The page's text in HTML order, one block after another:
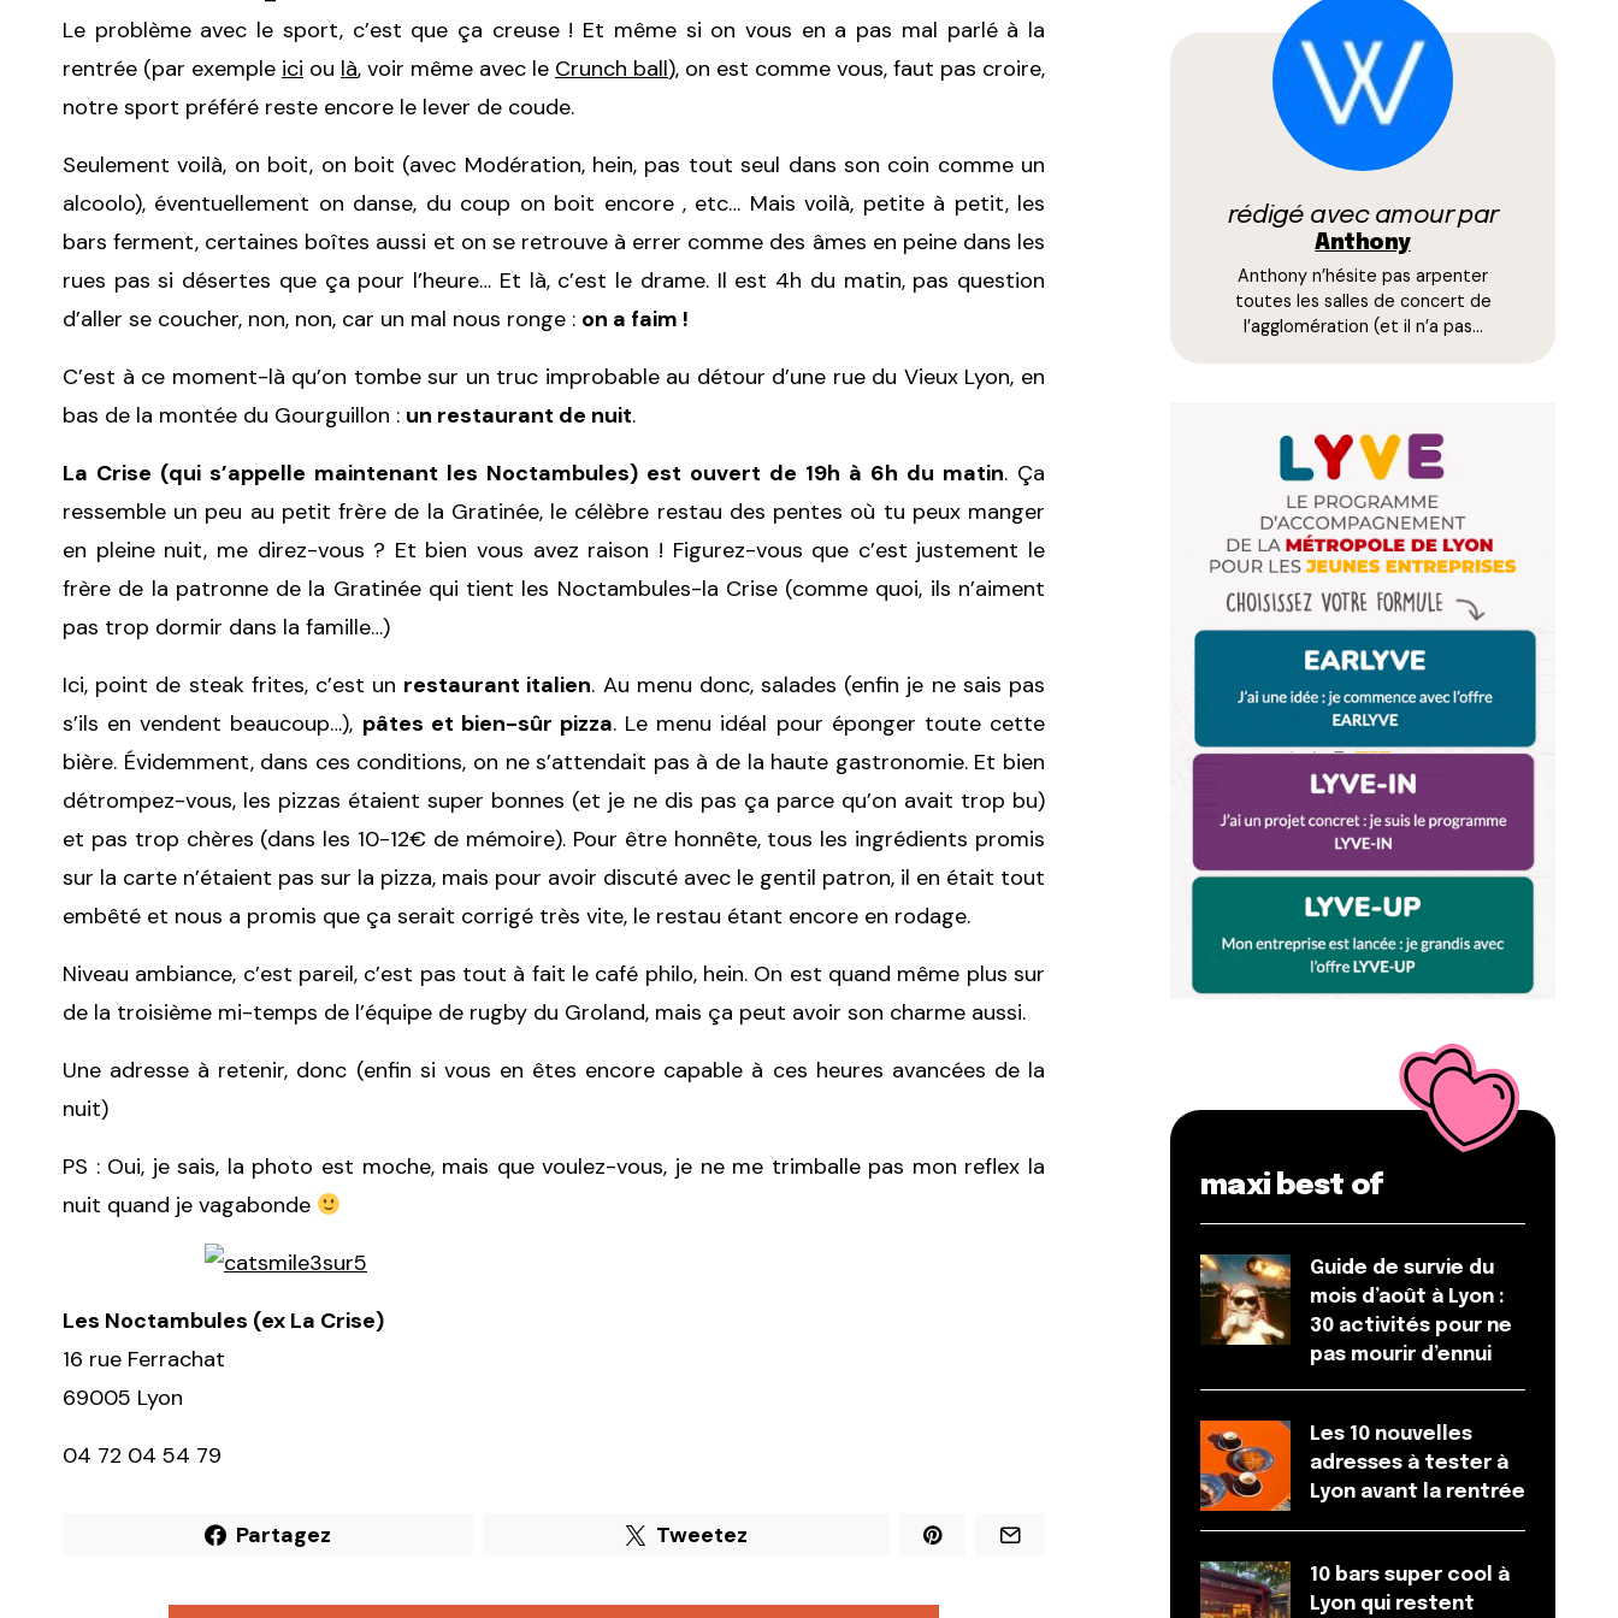
Le problème avec le sport, c’est que ça creuse ! Et même si on vous en a pas mal parlé à la
rentrée (par exemple ici ou là, voir même avec le Crunch ball), on est comme vous, faut pas croire,
notre sport préféré reste encore le lever de coude.
Seulement voilà, on boit, on boit (avec Modération, hein, pas tout seul dans son coin comme un
alcoolo), éventuellement on danse, du coup on boit encore , etc… Mais voilà, petite à petit, les
bars ferment, certaines boîtes aussi et on se retrouve à errer comme des âmes en peine dans les
rues pas si désertes que ça pour l’heure… Et là, c’est le drame. Il est 4h du matin, pas question
d’aller se coucher, non, non, car un mal nous ronge : on a faim !
C’est à ce moment-là qu’on tombe sur un truc improbable au détour d’une rue du Vieux Lyon, en
bas de la montée du Gourguillon : un restaurant de nuit.
La Crise (qui s’appelle maintenant les Noctambules) est ouvert de 19h à 6h du matin. Ça
ressemble un peu au petit frère de la Gratinée, le célèbre restau des pentes où tu peux manger
en pleine nuit, me direz-vous ? Et bien vous avez raison ! Figurez-vous que c’est justement le
frère de la patronne de la Gratinée qui tient les Noctambules-la Crise (comme quoi, ils n’aiment
pas trop dormir dans la famille…)
Ici, point de steak frites, c’est un restaurant italien. Au menu donc, salades (enfin je ne sais pas
s’ils en vendent beaucoup…), pâtes et bien-sûr pizza. Le menu idéal pour éponger toute cette
bière. Évidemment, dans ces conditions, on ne s’attendait pas à de la haute gastronomie. Et bien
détrompez-vous, les pizzas étaient super bonnes (et je ne dis pas ça parce qu’on avait trop bu)
et pas trop chères (dans les 10-12€ de mémoire). Pour être honnête, tous les ingrédients promis
sur la carte n’étaient pas sur la pizza, mais pour avoir discuté avec le gentil patron, il en était tout
embêté et nous a promis que ça serait corrigé très vite, le restau étant encore en rodage.
Niveau ambiance, c’est pareil, c’est pas tout à fait le café philo, hein. On est quand même plus sur
de la troisième mi-temps de l’équipe de rugby du Groland, mais ça peut avoir son charme aussi.
Une adresse à retenir, donc (enfin si vous en êtes encore capable à ces heures avancées de la
nuit)
PS : Oui, je sais, la photo est moche, mais que voulez-vous, je ne me trimballe pas mon reflex la
nuit quand je vagabonde
Les Noctambules (ex La Crise)
16 rue Ferrachat
69005 Lyon
04 72 04 54 79
Partagez Tweetez
rédigé avec amour par
Anthony
Anthony n’hésite pas arpenter
toutes les salles de concert de
l’agglomération (et il n’a pas…
maxi best of
Guide de survie du
mois d’août à Lyon :
30 activités pour ne
pas mourir d’ennui
Les 10 nouvelles
adresses à tester à
Lyon avant la rentrée
10 bars super cool à
Lyon qui restent